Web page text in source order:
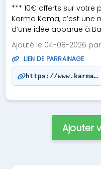
*** 10€ offerts sur
Karma Koma, c’est une
d’une idée apparue à
Ajouté le 04-08-2026
LIEN DE PARRAINAGE
https://
Ajouter